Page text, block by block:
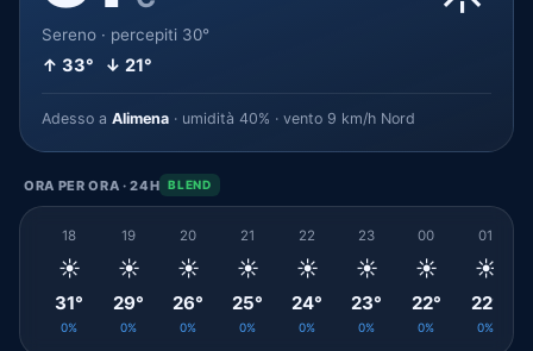
Sereno · percepiti 30°
↑ 33° ↓ 21°
Adesso a Alimena · umidità 40% · vento 9 km/h Nord
ORA PER ORA · 24H BLEND
18
☀️
31°
0%
19
☀️
29°
0%
20
☀️
26°
0%
21
☀️
25°
0%
22
☀️
24°
0%
23
☀️
23°
0%
00
☀️
22°
0%
01
☀️
22°
0%